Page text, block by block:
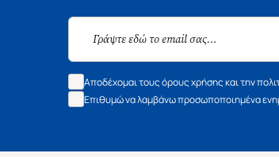
Αποδέχομαι τους όρους χρήσης και την
Επιθυμώ να λαμβάνω προσωποποιημένα